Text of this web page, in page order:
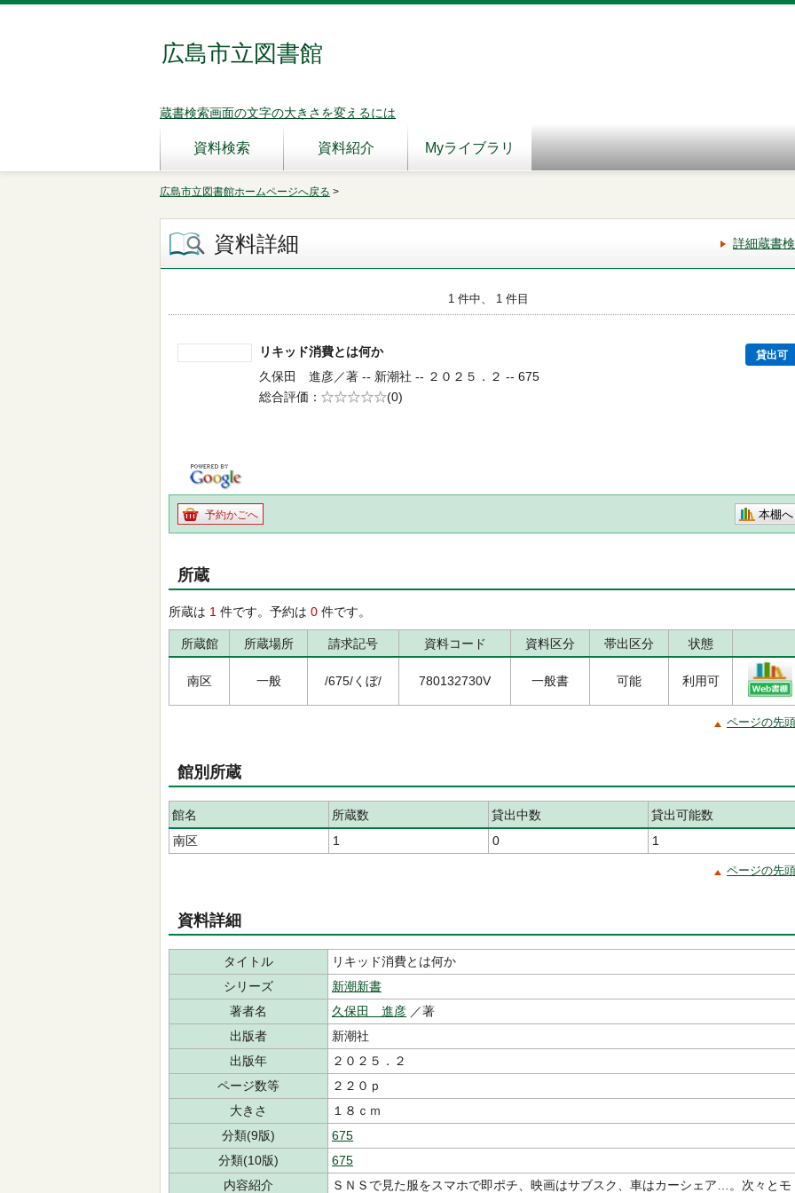
広島市立図書館
蔵書検索画面の文字の大きさを変えるには
資料検索 資料紹介 Myライブラリ
広島市立図書館ホームページへ戻る >
資料詳細 詳細蔵書
1 件中、 1 件目
リキッド消費とは何か 貸出可
久保田 進彦／著 -- 新潮社 -- ２０２５．２ -- 675
総合評価
5段階評価
(0)
予約かごへ 本棚へ
所蔵
所蔵は 1 件です。予約は 0 件です。
所蔵館 所蔵場所 請求記号 資料コード 資料区分 帯出区分 状態
南区 一般 /675/くぼ/ 780132730V 一般書 可能 利用可
ページの先
館別所蔵
館名 所蔵数 貸出中数
貸出可能数
南区
1 0 1
ページの先
資料詳細
タイトル
リキッド消費とは何か
シリーズ
新潮新書
著者名
久保田 進彦 ／著
出版者
新潮社
出版年
２０２５．２
ページ数等
２２０ｐ
大きさ
１８ｃｍ
分類(9版)
675
分類(10版)
675
内容紹介
ＳＮＳで見た服をスマホで即ポチ、映画はサブスク、車はカーシェア…。次々とモ